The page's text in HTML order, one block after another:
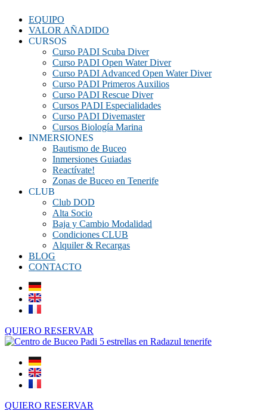
EQUIPO
VALOR AÑADIDO
CURSOS
Curso PADI Scuba Diver
Curso PADI Open Water Diver
Curso PADI Advanced Open Water Diver
Curso PADI Primeros Auxilios
Curso PADI Rescue Diver
Cursos PADI Especialidades
Curso PADI Divemaster
Cursos Biología Marina
INMERSIONES
Bautismo de Buceo
Inmersiones Guiadas
Reactívate!
Zonas de Buceo en Tenerife
CLUB
Club DOD
Alta Socio
Baja y Cambio Modalidad
Condiciones CLUB
Alquiler & Recargas
BLOG
CONTACTO
QUIERO RESERVAR
QUIERO RESERVAR